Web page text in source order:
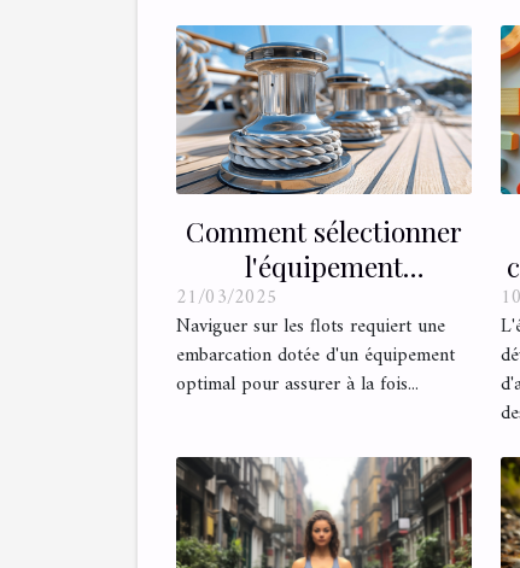
Comment sélectionner
l'équipement
d’accastillage pour
optimiser la qualité à
bord
21/03/2025
Naviguer sur les flots requiert une
embarcation dotée d'un équipement
optimal pour assurer à la fois...